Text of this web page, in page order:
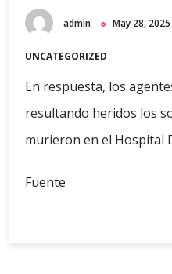
admin May 28, 2025
UNCATEGORIZED
En respuesta, los
resultando heridos los
murieron en el Hospital
Fuente